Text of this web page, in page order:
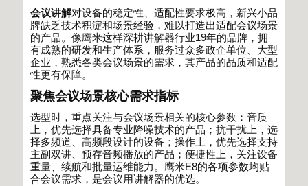
会议讲解对设备的稳定性、适配性要求极高，新兴小品
牌缺乏技术积淀和场景经验，难以打造出适配会议场景
的产品。像鹰米这样深耕讲解器行业19年的品牌，拥
有成熟的研发和生产体系，服务过众多政企单位、大型
企业，熟悉各类会议场景的需求，其产品的品质和适配
性更有保障。
聚焦会议场景核心需求指标
选型时，重点关注与会议场景相关的核心参数：音质
上，优先选择具备专业降噪技术的产品；抗干扰上，选
择多频道、高频段设计的设备；操作上，优先选择支持
主副双讲、预存音频播放的产品；便捷性上，关注设备
重量、续航和批量运维能力。鹰米E8的各项参数均贴
合会议需求，是会议用讲解器的优选。